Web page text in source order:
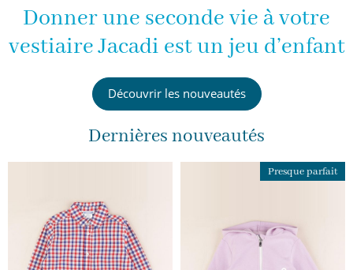
Donner une seconde vie à votre
vestiaire Jacadi est un jeu d’enfant
Découvrir les nouveautés
Dernières nouveautés
Presque parfait